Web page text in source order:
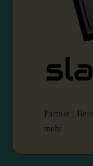
Partner |
mehr